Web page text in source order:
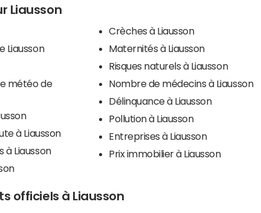
Liausson
Liausson
météo de
à Liausson
à Liausson
Crèches à Liausson
Maternités à Liausson
Risques naturels à Liausson
Nombre de médecins à Liausson
Délinquance à Liausson
Pollution à Liausson
Entreprises à Liausson
Prix immobilier à Liausson
officiels à Liausson